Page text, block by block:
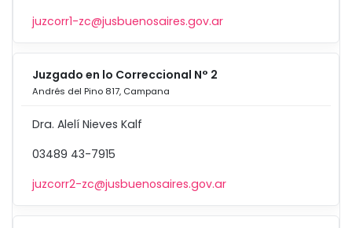
juzcorr1-zc@jusbuenosaires.gov.ar
Juzgado en lo Correccional N° 2
Andrés del Pino 817, Campana
Dra. Alelí Nieves Kalf
03489 43-7915
juzcorr2-zc@jusbuenosaires.gov.ar